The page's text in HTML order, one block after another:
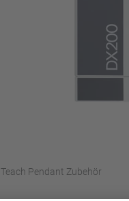
Teach Pendant Zubehör